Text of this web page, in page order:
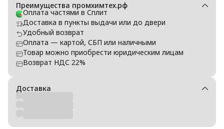
Преимущества промхимтех.рф
Оплата частями в Сплит
Доставка в пункты выдачи или до двери
Удобный возврат
Оплата — картой, СБП или наличными
Товар можно приобрести юридическим лицам
Возврат НДС 22%
Доставка